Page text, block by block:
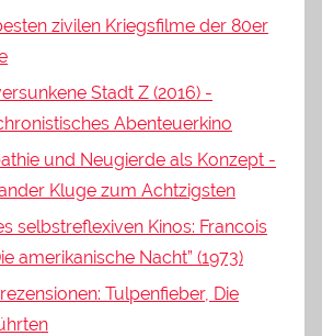
zivilen Kriegsfilme der 80er
Stadt Z (2016) -
Abenteuerkino
und Neugierde als Konzept -
Kluge zum Achtzigsten
selbstreflexiven Kinos: Francois
amerikanische Nacht” (1973)
Tulpenfieber, Die